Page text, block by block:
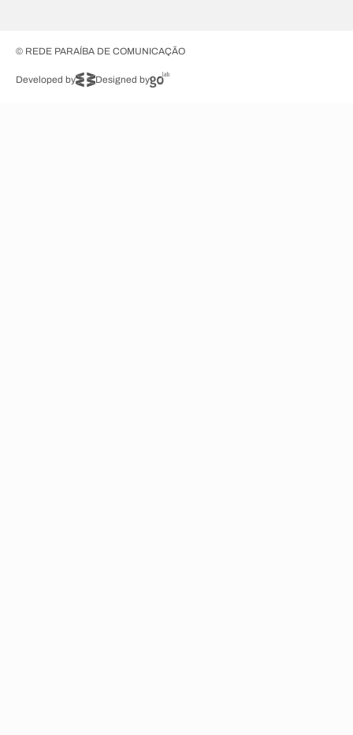
© REDE PARAÍBA DE COMUNICAÇÃO
Developed by Designed by